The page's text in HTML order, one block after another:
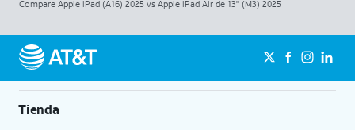
Compare Apple iPad (A16) 2025 vs Apple iPad Air de 13" (M3) 2025
Tienda